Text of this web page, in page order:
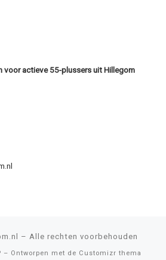
voor actieve 55-plussers uit Hillegom
– Alle rechten voorbehouden
– Ontworpen met de Customizr thema